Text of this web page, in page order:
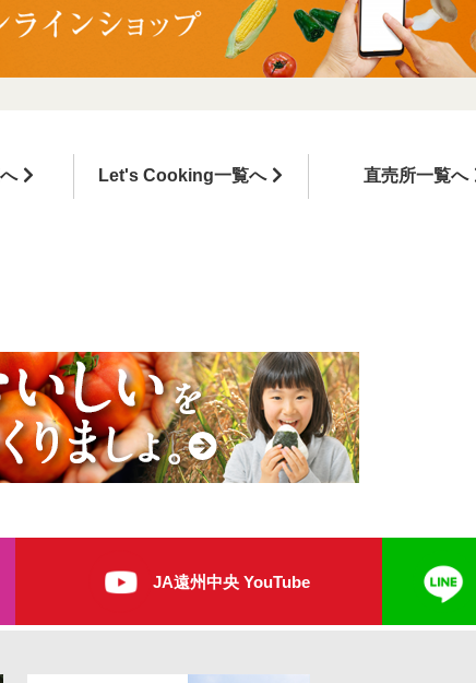
Let's Cooking一覧へ 直売所一覧へ
JA遠州中央 YouTube